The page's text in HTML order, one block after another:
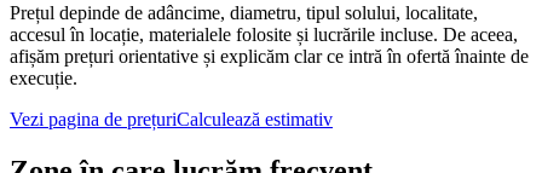
Prețul depinde de adâncime, diametru, tipul solului, localitate,
accesul în locație, materialele folosite și lucrările incluse. De aceea,
afișăm prețuri orientative și explicăm clar ce intră în ofertă înainte de
execuție.
Vezi pagina de prețuriCalculează estimativ